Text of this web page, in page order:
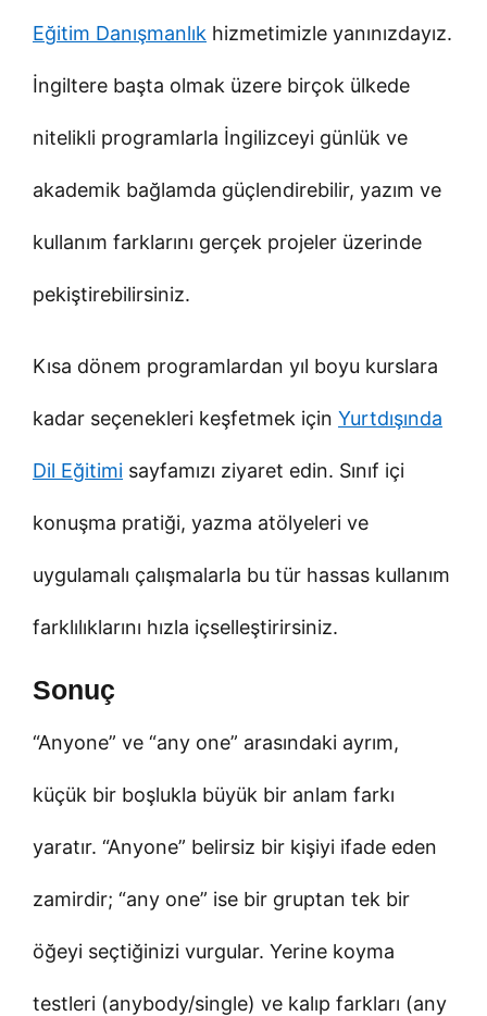
Eğitim Danışmanlık hizmetimizle yanınızdayız.
İngiltere başta olmak üzere birçok ülkede
nitelikli programlarla İngilizceyi günlük ve
akademik bağlamda güçlendirebilir, yazım ve
kullanım farklarını gerçek projeler üzerinde
pekiştirebilirsiniz.
Kısa dönem programlardan yıl boyu kurslara
kadar seçenekleri keşfetmek için Yurtdışında
Dil Eğitimi sayfamızı ziyaret edin. Sınıf içi
konuşma pratiği, yazma atölyeleri ve
uygulamalı çalışmalarla bu tür hassas kullanım
farklılıklarını hızla içselleştirirsiniz.
Sonuç
“Anyone” ve “any one” arasındaki ayrım,
küçük bir boşlukla büyük bir anlam farkı
yaratır. “Anyone” belirsiz bir kişiyi ifade eden
zamirdir; “any one” ise bir gruptan tek bir
öğeyi seçtiğinizi vurgular. Yerine koyma
testleri (anybody/single) ve kalıp farkları (any